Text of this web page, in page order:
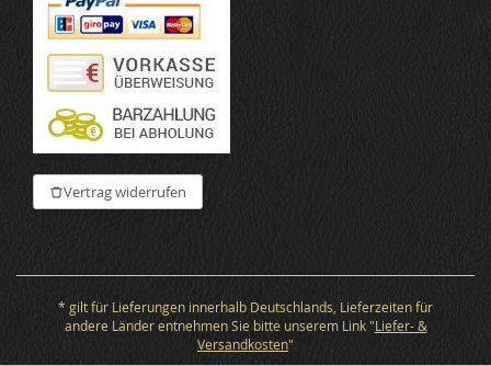
Vertrag widerrufen
* gilt für Lieferungen innerhalb Deutschlands, Lieferzeiten für
andere Länder entnehmen Sie bitte unserem Link "Liefer- &
Versandkosten"